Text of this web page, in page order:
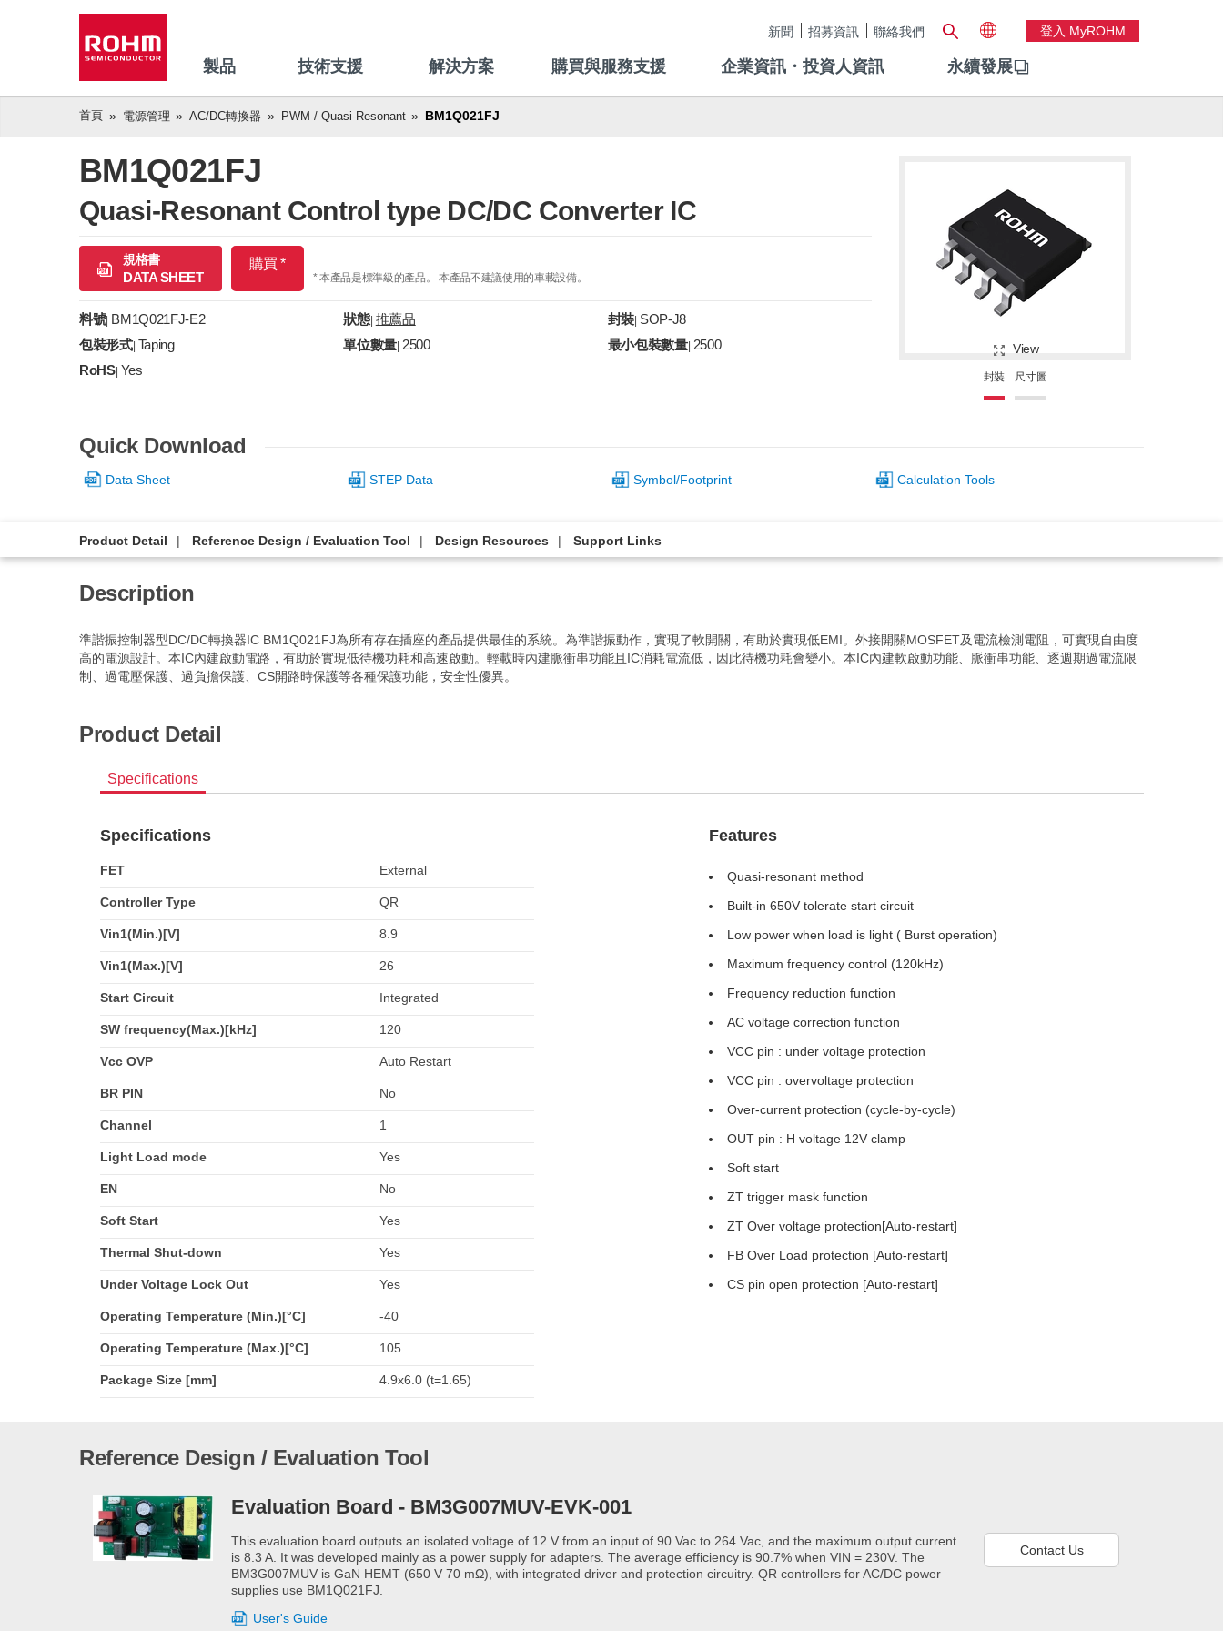
新聞 招募資訊 聯絡我們 登入 MyROHM
製品 技術支援 解決方案 購買與服務支援 企業資訊・投資人資訊 永續發展
首頁 電源管理 AC/DC轉換器 PWM / Quasi-Resonant BM1Q021FJ
BM1Q021FJ
Quasi-Resonant Control type DC/DC Converter IC
規格書
DATA SHEET
購買 *
* 本產品是標準級的產品。 本產品不建議使用的車載設備。
料號| BM1Q021FJ-E2 狀態| 推薦品 封裝 SOP-J8
包裝形式| Taping 單位數量 |2500 最小包裝數量| 2500
RoHS| Yes
View
封裝 尺寸圖
Quick Download
Data Sheet STEP Data Symbol/Footprint Calculation Tools
Product Detail Reference Design / Evaluation Tool Design Resources Support Links
Description
準諧振控制器型DC/DC轉換器IC BM1Q021FJ為所有存在插座的產品提供最佳的系統。為準諧振動作，實現了軟開關，有助於實現低EMI。外接開關MOSFET及電流檢測電阻，可實現自由度
高的電源設計。本IC內建啟動電路，有助於實現低待機功耗和高速啟動。輕載時內建脈衝串功能且IC消耗電流低，因此待機功耗會變小。本IC內建軟啟動功能、脈衝串功能、逐週期過電流限
制、過電壓保護、過負擔保護、CS開路時保護等各種保護功能，安全性優異。
Product Detail
Specifications
Specifications
FET External
Controller Type QR
Vin1(Min.)[V] 8.9
Vin1(Max.)[V] 26
Start Circuit Integrated
SW frequency(Max.)[kHz] 120
Vcc OVP Auto Restart
BR PIN No
Channel 1
Light Load mode Yes
EN No
Soft Start Yes
Thermal Shut-down Yes
Under Voltage Lock Out Yes
Operating Temperature (Min.)[°C] -40
Operating Temperature (Max.)[°C] 105
Package Size [mm] 4.9x6.0 (t=1.65)
Features
Quasi-resonant method
Built-in 650V tolerate start circuit
Low power when load is light ( Burst operation)
Maximum frequency control (120kHz)
Frequency reduction function
AC voltage correction function
VCC pin : under voltage protection
VCC pin : overvoltage protection
Over-current protection (cycle-by-cycle)
OUT pin : H voltage 12V clamp
Soft start
ZT trigger mask function
ZT Over voltage protection[Auto-restart]
FB Over Load protection [Auto-restart]
CS pin open protection [Auto-restart]
Reference Design / Evaluation Tool
Evaluation Board - BM3G007MUV-EVK-001
This evaluation board outputs an isolated voltage of 12 V from an input of 90 Vac to 264 Vac, and the maximum output current
is 8.3 A. It was developed mainly as a power supply for adapters. The average efficiency is 90.7% when VIN = 230V. The
BM3G007MUV is GaN HEMT (650 V 70 mΩ), with integrated driver and protection circuitry. QR controllers for AC/DC power
supplies use BM1Q021FJ.
User's Guide
Contact Us